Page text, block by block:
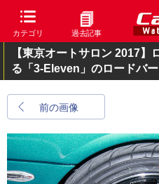
カテゴリ 過去記事
【東京オートサロン 2017
る「3-Eleven」のロードバ
前の画像